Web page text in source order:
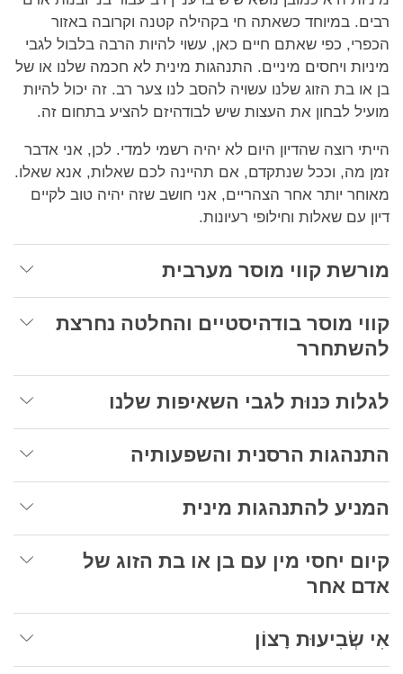
רבים. במיוחד כשאתה חי בקהילה קטנה וקרובה באזור
הכפרי, כפי שאתם חיים כאן, עשוי להיות הרבה בלבול לגבי
מיניות ויחסים מיניים. התנהגות מינית לא חכמה שלנו או של
בן או בת הזוג שלנו עשויה להסב לנו צער רב. זה יכול להיות
מועיל לבחון את העצות שיש לבודהיזם להציע בתחום זה.
הייתי רוצה שהדיון היום לא יהיה רשמי למדי. לכן, אני אדבר
זמן מה, וככל שנתקדם, אם תהיינה לכם שאלות, אנא שאלו.
מאוחר יותר אחר הצהריים, אני חושב שזה יהיה טוב לקיים
דיון עם שאלות וחילופי רעיונות.
מורשת קווי מוסר מערבית
קווי מוסר בודהיסטיים והחלטה נחרצת
להשתחרר
לגלות כּנוּת לגבי השאיפות שלנו
התנהגות הרסנית והשפעותיה
המניע להתנהגות מינית
קיום יחסי מין עם בן או בת הזוג של
אדם אחר
אִי שְׂבִיעוּת רָצוֹן